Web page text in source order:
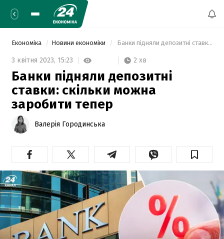
Економіка Новини економіки Банки підняли депозитні ставки: скільки можна заробити тепер
3 квітня 2023, 15:23 2 хв
Банки підняли депозитні
ставки: скільки можна
заробити тепер
Валерія Городинська